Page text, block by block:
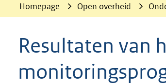
Homepage Open overheid
Resultaten van